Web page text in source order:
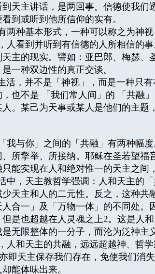
天主讲话，是两回事。信德使我
到或听到他所信仰的实有。
种基本形式，一种可以称之为神视
看到并听到有信德的人所相信的
天主的现实。譬如：亚巴郎、梅瑟
一种双边性的真正交谈。
活，并不是「神视」，而是一种只
也不是 「我们常人间」的 「共融
人。某己为天事或某人是他们的主
与你」之间的「共融」有两种幅
所擎举、所接纳。耶稣在圣若望
能实现在人和绝对惟一的天主之间
，天主教哲学强调：人和天主的「
天主和人的二元性。反之，这种共
合一」及「万物一体」的不同处
是也超越在人灵魂之上2。这是人
无限整体的一分子，而沦为泛神主
和天主的共融，远远超越神、哲
即天主保存我们存在，免使我们消
能体味出来。